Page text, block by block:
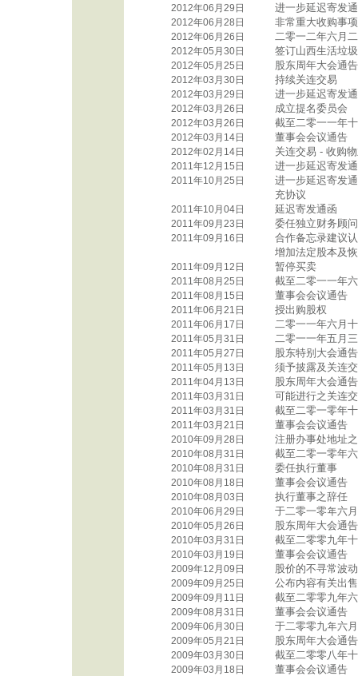
2012年06月29日 进一步延迟寄发
2012年06月28日 非常重大收购事
2012年06月26日 二零一二年六月
2012年05月30日 签订山西生活垃
2012年05月25日 股东周年大会通告
2012年03月30日 持续关连交易
2012年03月29日 进一步延迟寄发
2012年03月26日 成立提名委员会
2012年03月26日 截至二零一一年
2012年03月14日 董事会会议通告
2012年02月14日 关连交易 - 收购
2011年12月15日 进一步延迟寄发
2011年10月25日
进一步延迟寄发
充协议
2011年10月04日 延迟寄发通函
2011年09月23日 委任独立财务顾问
2011年09月16日
合作备忘录建议
增加法定股本及
2011年09月12日 暂停买卖
2011年08月25日 截至二零一一年
2011年08月15日 董事会会议通告
2011年06月21日 授出购股权
2011年06月17日 二零一一年六月
2011年05月31日 二零一一年五月
2011年05月27日 股东特别大会通告
2011年05月13日 须予披露及关连
2011年04月13日 股东周年大会通告
2011年03月31日 可能进行之关连
2011年03月31日 截至二零一零年
2011年03月21日 董事会会议通告
2010年09月28日 注册办事处地址
2010年08月31日 截至二零一零年
2010年08月31日 委任执行董事
2010年08月18日 董事会会议通告
2010年08月03日 执行董事之辞任
2010年06月29日 于二零一零年六
2010年05月26日 股东周年大会通告
2010年03月31日 截至二零零九年
2010年03月19日 董事会会议通告
2009年12月09日 股价的不寻常波动
2009年09月25日 公布内容有关出
2009年09月11日 截至二零零九年
2009年08月31日 董事会会议通告
2009年06月30日 于二零零九年六
2009年05月21日 股东周年大会通告
2009年03月30日 截至二零零八年
2009年03月18日 董事会会议通告